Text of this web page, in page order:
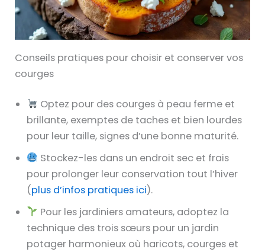
Conseils pratiques pour choisir et conserver vos
courges
Optez pour des courges à peau ferme et
brillante, exemptes de taches et bien lourdes
pour leur taille, signes d’une bonne maturité.
Stockez-les dans un endroit sec et frais
pour prolonger leur conservation tout l’hiver
(plus d’infos pratiques ici).
Pour les jardiniers amateurs, adoptez la
technique des trois sœurs pour un jardin
potager harmonieux où haricots, courges et